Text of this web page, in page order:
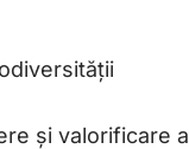
şi valorificare